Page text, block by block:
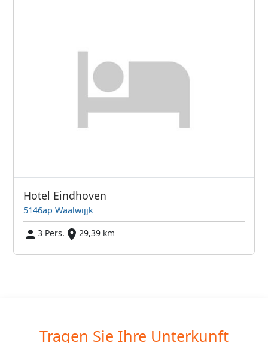
Hotel Eindhoven
5146ap Waalwijjk
3 Pers.
29,39 km
Tragen Sie Ihre Unterkunft